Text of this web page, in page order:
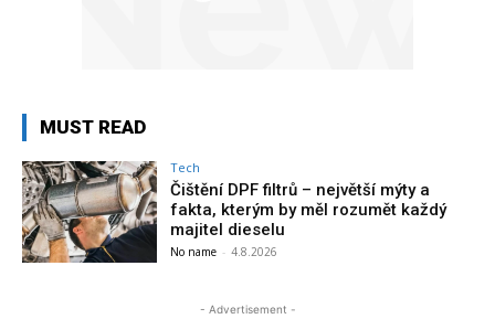
MUST READ
Tech
Čištění DPF filtrů – největší mýty a
fakta, kterým by měl rozumět každý
majitel dieselu
No name - 4.8.2026
- Advertisement -